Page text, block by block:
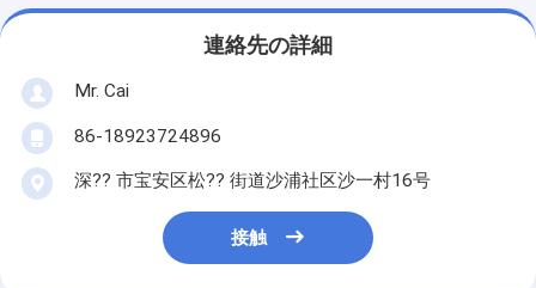
連絡先の詳細
Mr. Cai
86-18923724896
深?? 市宝安区松?? 街道沙浦社区沙一村16号
接触